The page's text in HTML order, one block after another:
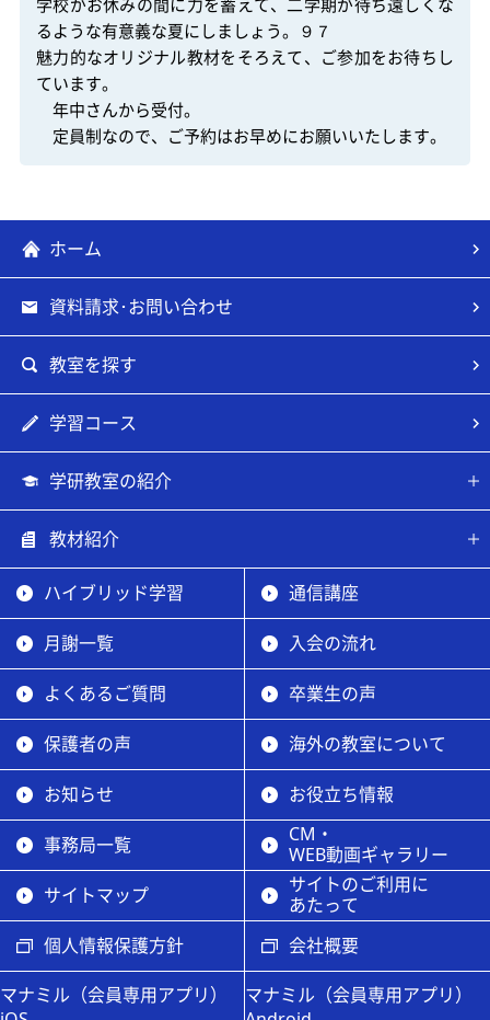
学校がお休みの間に力を蓄えて、二学期が待ち遠しくな
るような有意義な夏にしましょう。９７
魅力的なオリジナル教材をそろえて、ご参加をお待ちし
ています。
年中さんから受付。
定員制なので、ご予約はお早めにお願いいたします。
ホーム
資料請求･お問い合わせ
教室を探す
学習コース
学研教室の紹介
教材紹介
ハイブリッド学習 通信講座
月謝一覧 入会の流れ
よくあるご質問 卒業生の声
保護者の声 海外の教室について
お知らせ お役立ち情報
事務局一覧
CM・
WEB動画ギャラリー
サイトマップ
サイトのご利用に
あたって
個人情報保護方針
会社概要
マナミル（会員専用アプリ）
マナミル（会員専用アプリ）